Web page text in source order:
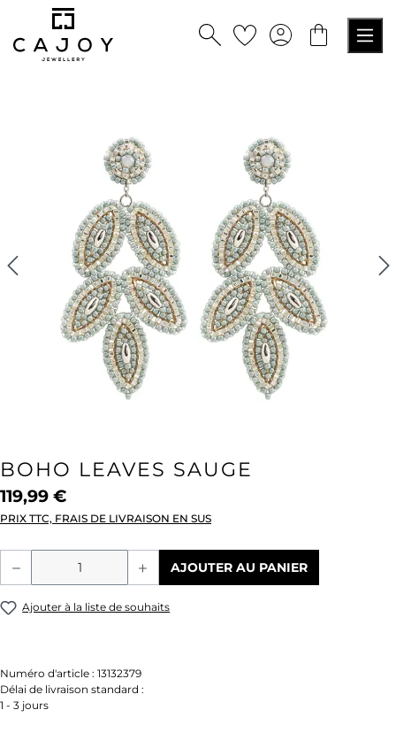
principal
BOHO LEAVES SAUGE
119,99 €
PRIX TTC, FRAIS DE LIVRAISON EN SUS
Quantité de produit : Entrez la
AJOUTER AU PANIER
Ajouter à la liste de souhaits
Numéro d'article : 13132379
Délai de livraison standard :
1 - 3 jours